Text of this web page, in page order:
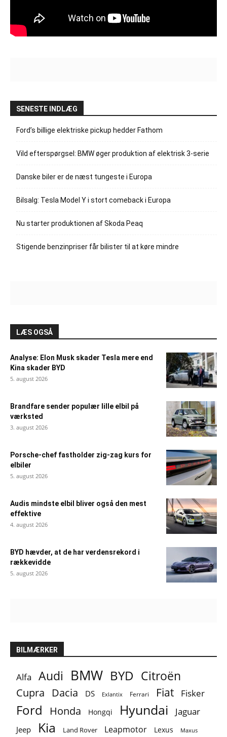
SENESTE INDLÆG
Ford’s billige elektriske pickup hedder Fathom
Vild efterspørgsel: BMW øger produktion af elektrisk 3-serie
Danske biler er de næst tungeste i Europa
Bilsalg: Tesla Model Y i stort comeback i Europa
Nu starter produktionen af Skoda Peaq
Stigende benzinpriser får bilister til at køre mindre
LÆS OGSÅ
Analyse: Elon Musk skader Tesla mere end
Kina skader BYD
5. august 2026
Brandfare sender populær lille elbil på
værksted
3. august 2026
Porsche-chef fastholder zig-zag kurs for
elbiler
5. august 2026
Audis mindste elbil bliver også den mest
effektive
4. august 2026
BYD hævder, at de har verdensrekord i
rækkevidde
5. august 2026
BILMÆRKER
Alfa Audi BMW BYD Citroën
Cupra Dacia DS Exlantix Ferrari Fiat Fisker
Ford Honda Hongqi Hyundai Jaguar
Jeep Kia Land Rover Leapmotor Lexus Maxus